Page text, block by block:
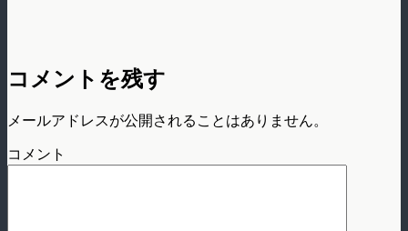
コメントを残す
メールアドレスが公開されることはありません。
コメント